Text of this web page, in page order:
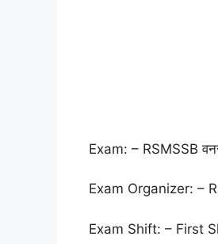
Exam: – RSMSSB
Exam Organizer: –
Exam Shift: – First